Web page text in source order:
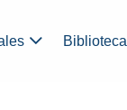
Biblioteca